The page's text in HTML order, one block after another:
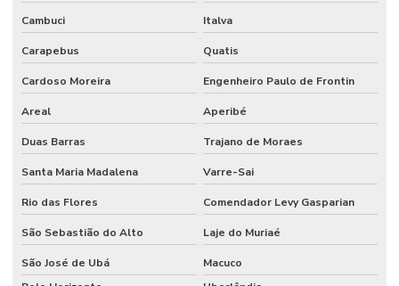
Cambuci Italva
Carapebus Quatis
Cardoso Moreira Engenheiro Paulo de Frontin
Areal Aperibé
Duas Barras Trajano de Moraes
Santa Maria Madalena Varre-Sai
Rio das Flores Comendador Levy Gasparian
São Sebastião do Alto Laje do Muriaé
São José de Ubá
Macuco